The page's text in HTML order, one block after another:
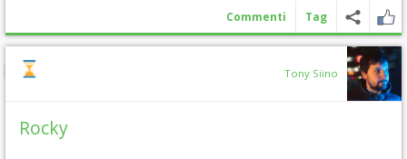
Commenti Tag
Tony Siino
Rocky